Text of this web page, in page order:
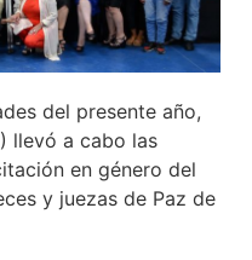
del presente año,
llevó a cabo las
en género del
y juezas de Paz de